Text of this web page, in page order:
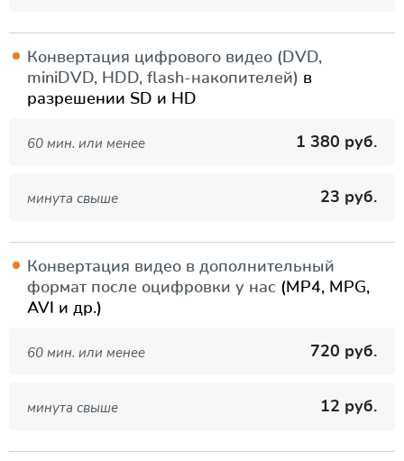
Конвертация цифрового видео (DVD,
miniDVD, HDD, flash-накопителей) в
разрешении SD и HD
60 мин. или менее 1 380 руб.
минута свыше 23 руб.
Конвертация видео в дополнительный
формат после оцифровки у нас (MP4, MPG,
AVI и др.)
60 мин. или менее 720 руб.
минута свыше 12 руб.